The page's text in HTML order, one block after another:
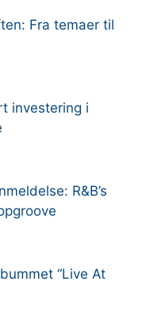
Fra temaer til
investering i
R&B’s
“Live At